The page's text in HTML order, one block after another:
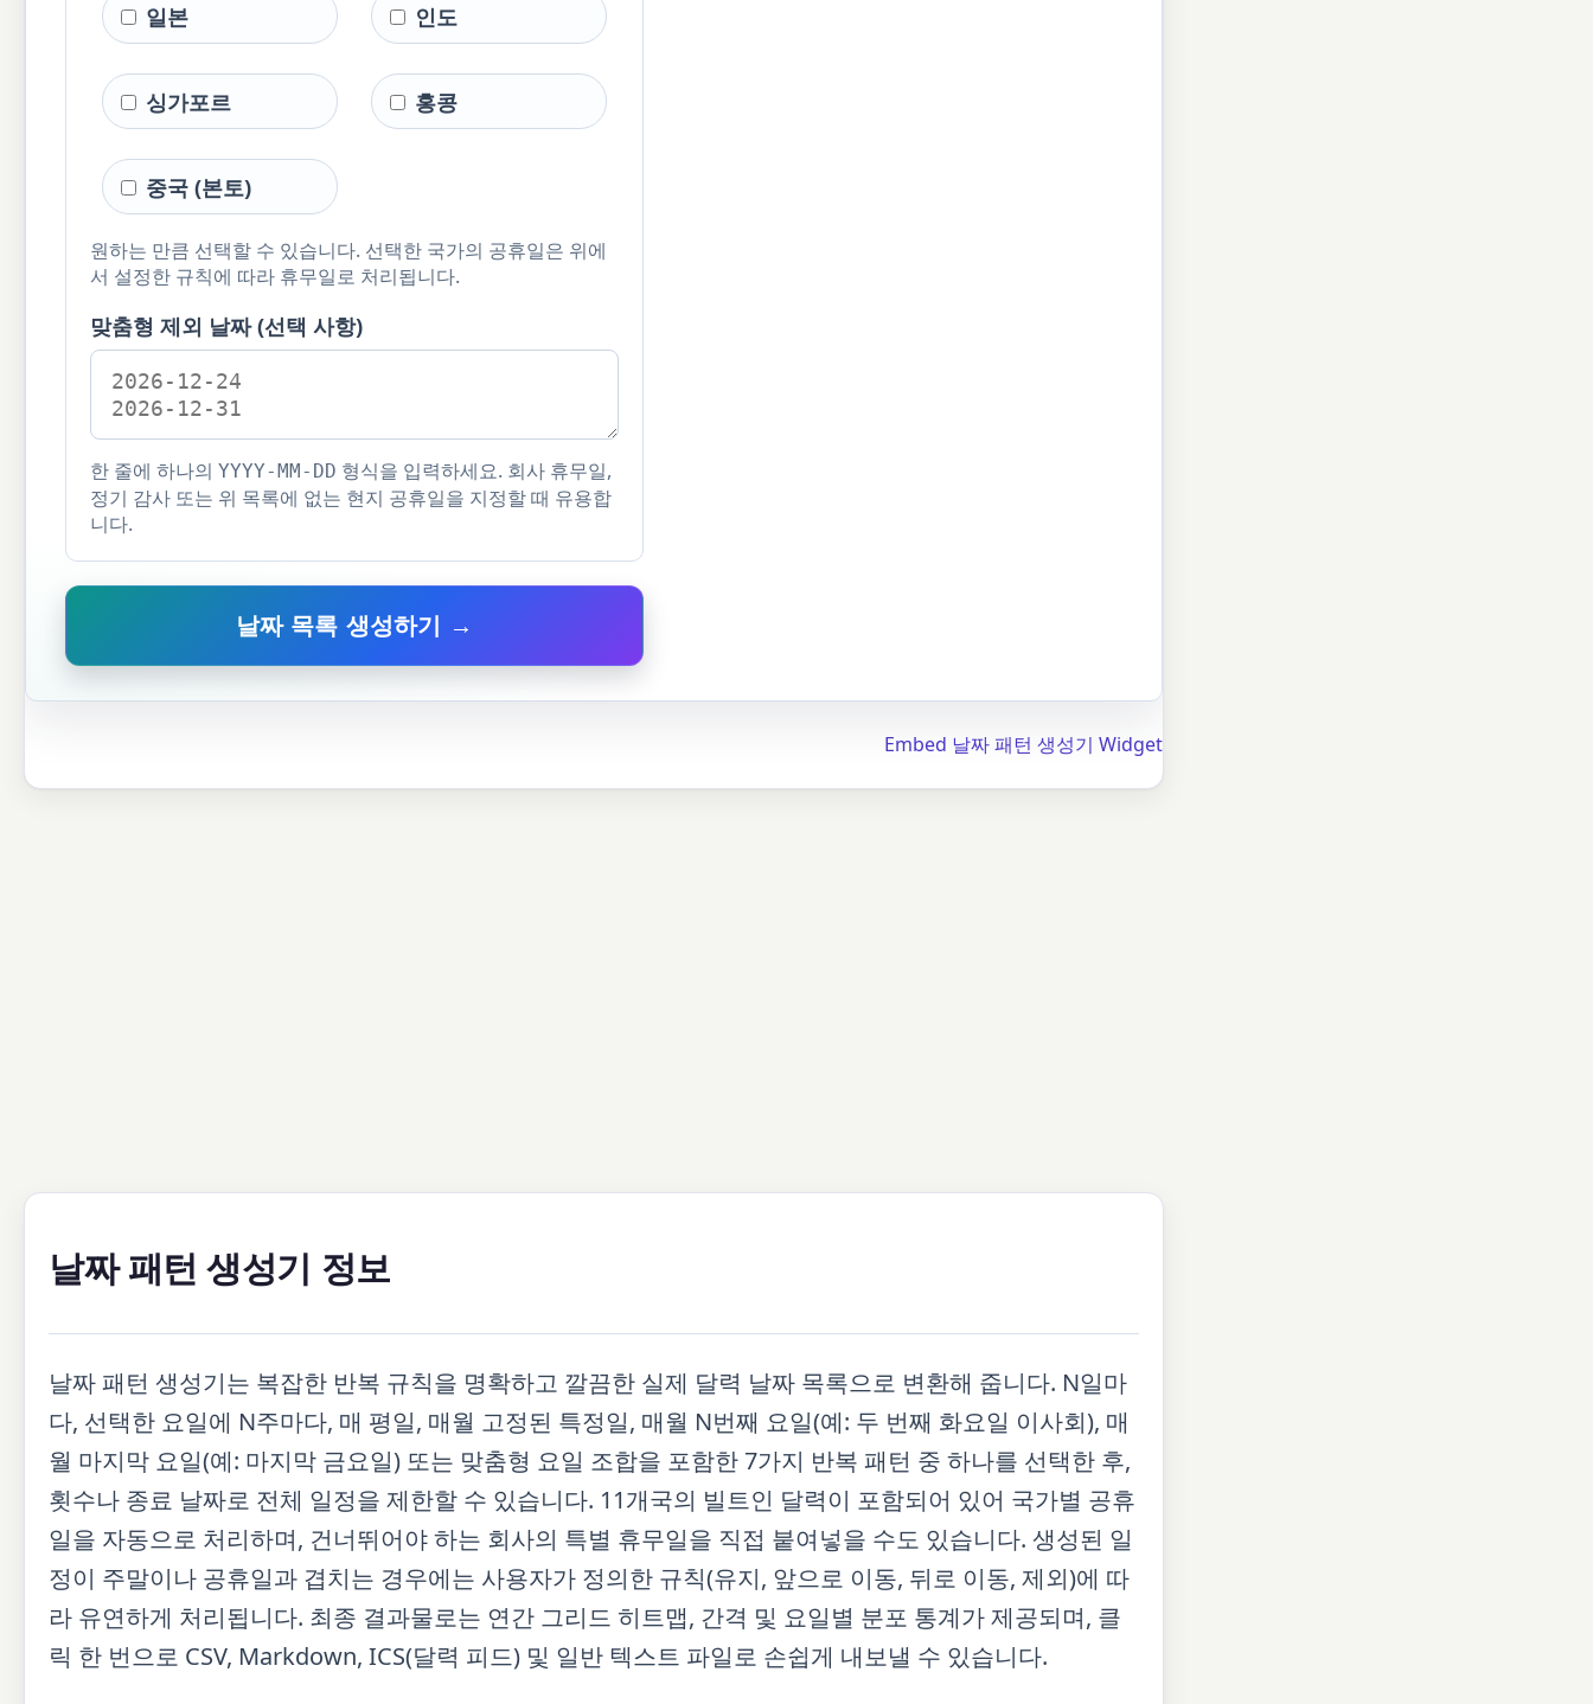
일본 인도
싱가포르 홍콩
중국 (본토)
원하는 만큼 선택할 수 있습니다. 선택한 국가의 공휴일은 위에
서 설정한 규칙에 따라 휴무일로 처리됩니다.
맞춤형 제외 날짜 (선택 사항)
한 줄에 하나의 YYYY-MM-DD 형식을 입력하세요. 회사 휴무일,
정기 감사 또는 위 목록에 없는 현지 공휴일을 지정할 때 유용합
니다.
날짜 목록 생성하기 →
Embed 날짜 패턴 생성기 Widget
날짜 패턴 생성기 정보
날짜 패턴 생성기는 복잡한 반복 규칙을 명확하고 깔끔한 실제 달력 날짜 목록으로 변환해 줍니다. N일마
다, 선택한 요일에 N주마다, 매 평일, 매월 고정된 특정일, 매월 N번째 요일(예: 두 번째 화요일 이사회), 매
월 마지막 요일(예: 마지막 금요일) 또는 맞춤형 요일 조합을 포함한 7가지 반복 패턴 중 하나를 선택한 후,
횟수나 종료 날짜로 전체 일정을 제한할 수 있습니다. 11개국의 빌트인 달력이 포함되어 있어 국가별 공휴
일을 자동으로 처리하며, 건너뛰어야 하는 회사의 특별 휴무일을 직접 붙여넣을 수도 있습니다. 생성된 일
정이 주말이나 공휴일과 겹치는 경우에는 사용자가 정의한 규칙(유지, 앞으로 이동, 뒤로 이동, 제외)에 따
라 유연하게 처리됩니다. 최종 결과물로는 연간 그리드 히트맵, 간격 및 요일별 분포 통계가 제공되며, 클
릭 한 번으로 CSV, Markdown, ICS(달력 피드) 및 일반 텍스트 파일로 손쉽게 내보낼 수 있습니다.